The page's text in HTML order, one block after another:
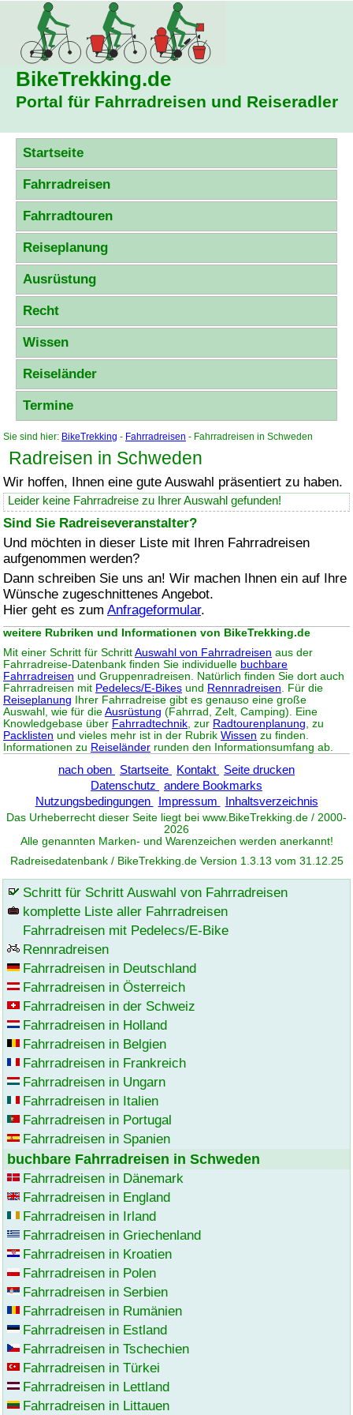
BikeTrekking.de
Portal für Fahrradreisen und Reiseradler
Startseite
Fahrradreisen
Fahrradtouren
Reiseplanung
Ausrüstung
Recht
Wissen
Reiseländer
Termine
Sie sind hier: BikeTrekking - Fahrradreisen - Fahrradreisen in Schweden
Radreisen in Schweden
Wir hoffen, Ihnen eine gute Auswahl präsentiert zu haben.
Leider keine Fahrradreise zu Ihrer Auswahl gefunden!
Sind Sie Radreiseveranstalter?
Und möchten in dieser Liste mit Ihren Fahrradreisen
aufgenommen werden?
Dann schreiben Sie uns an! Wir machen Ihnen ein auf Ihre
Wünsche zugeschnittenes Angebot.
Hier geht es zum Anfrageformular.
weitere Rubriken und Informationen von BikeTrekking.de
Mit einer Schritt für Schritt Auswahl von Fahrradreisen aus der
Fahrradreise-Datenbank finden Sie individuelle buchbare
Fahrradreisen und Gruppenradreisen. Natürlich finden Sie dort auch
Fahrradreisen mit Pedelecs/E-Bikes und Rennradreisen. Für die
Reiseplanung Ihrer Fahrradreise gibt es genauso eine große
Auswahl, wie für die Ausrüstung (Fahrrad, Zelt, Camping). Eine
Knowledgebase über Fahrradtechnik, zur Radtourenplanung, zu
Packlisten und vieles mehr ist in der Rubrik Wissen zu finden.
Informationen zu Reiseländer runden den Informationsumfang ab.
nach oben Startseite Kontakt
Seite drucken
Datenschutz
andere Bookmarks
Nutzungsbedingungen
Impressum Inhaltsverzeichnis
Das Urheberrecht dieser Seite liegt bei www. BikeTrekking.de / 2000-
2026
Alle genannten Marken- und Warenzeichen werden anerkannt!
Radreisedatenbank / BikeTrekking.de Version 1.3.13 vom 31.12.25
Schritt für Schritt Auswahl von Fahrradreisen
komplette Liste aller Fahrradreisen
Fahrradreisen mit Pedelecs/E-Bike
Rennradreisen
Fahrradreisen in Deutschland
Fahrradreisen in Österreich
Fahrradreisen in der Schweiz
Fahrradreisen in Holland
Fahrradreisen in Belgien
Fahrradreisen in Frankreich
Fahrradreisen in Ungarn
Fahrradreisen in Italien
Fahrradreisen in Portugal
Fahrradreisen in Spanien
buchbare Fahrradreisen in Schweden
Fahrradreisen in Dänemark
Fahrradreisen in England
Fahrradreisen in Irland
Fahrradreisen in Griechenland
Fahrradreisen in Kroatien
Fahrradreisen in Polen
Fahrradreisen in Serbien
Fahrradreisen in Rumänien
Fahrradreisen in Estland
Fahrradreisen in Tschechien
Fahrradreisen in Türkei
Fahrradreisen in Lettland
Fahrradreisen in Littauen